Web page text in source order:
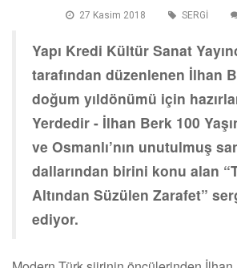
27 Kasim 2018 SERGİ
Yapı Kredi Kültür Sanat
tarafından düzenlenen İlhan
doğum yıldönümü için
Yerdedir - İlhan Berk 100
ve Osmanlı’nın unutulmuş
dallarından birini konu alan
Altından Süzülen Zarafet”
ediyor.